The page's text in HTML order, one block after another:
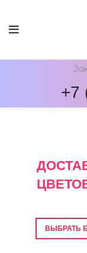
+7
ВЫБРАТЬ